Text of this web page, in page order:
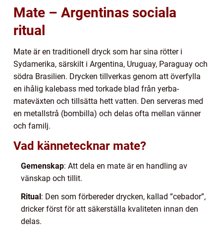
Mate – Argentinas sociala
ritual
Mate är en traditionell dryck som har sina rötter i
Sydamerika, särskilt i Argentina, Uruguay, Paraguay och
södra Brasilien. Drycken tillverkas genom att överfylla
en ihålig kalebass med torkade blad från yerba-
mateväxten och tillsätta hett vatten. Den serveras med
en metallstrå (bombilla) och delas ofta mellan vänner
och familj.
Vad kännetecknar mate?
Gemenskap: Att dela en mate är en handling av
vänskap och tillit.
Ritual: Den som förbereder drycken, kallad ”cebador”,
dricker först för att säkerställa kvaliteten innan den
delas.